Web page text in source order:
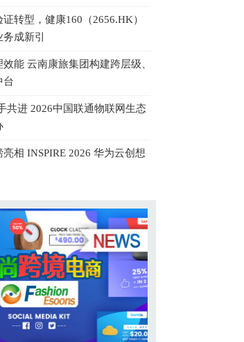
转型，健康160（2656.HK）
成新引
能 云南康旅集团构建跨层级、
台
共进 2026中国联通物联网生态
相 INSPIRE 2026 华为云创想